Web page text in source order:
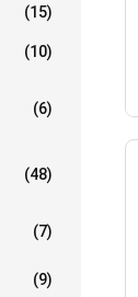
(15)
(10)
(6)
(48)
(7)
(9)